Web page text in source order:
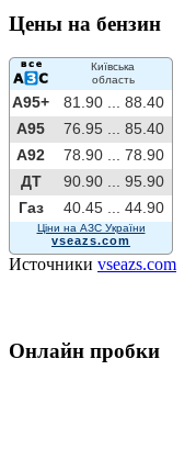
Цены на бензин
Київська
область
A95+ 81.90 ...
88.40
A95
76.95 ...
85.40
A92
78.90 ...
78.90
ДТ
90.90 ...
95.90
Газ
40.45 ... 44.90
Ціни на АЗС України
vseazs.com
Источники vseazs.com
Онлайн пробки